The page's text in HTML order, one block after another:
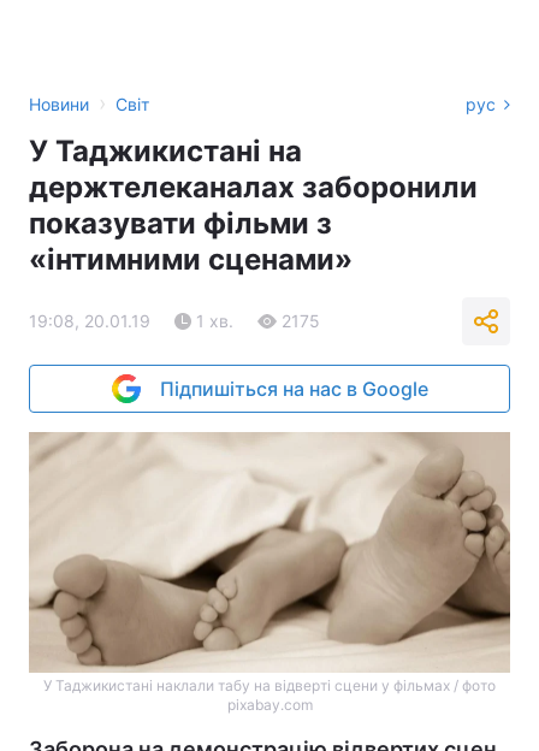
Новини › Світ рус
У Таджикистані на
держтелеканалах заборонили
показувати фільми з
«інтимними сценами»
19:08, 20.01.19 1 хв. 2175
Підпишіться на нас в Google
У Таджикистані наклали табу на відверті сцени у фільмах / фото
pixabay.com